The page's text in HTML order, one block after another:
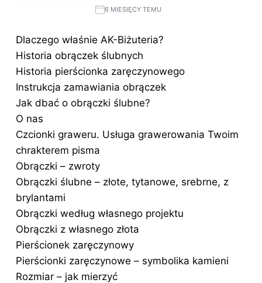
6 MIESIĘCY TEMU
Dlaczego właśnie AK-Biżuteria?
Historia obrączek ślubnych
Historia pierścionka zaręczynowego
Instrukcja zamawiania obrączek
Jak dbać o obrączki ślubne?
O nas
Czcionki graweru. Usługa grawerowania Twoim
chrakterem pisma
Obrączki – zwroty
Obrączki ślubne – złote, tytanowe, srebrne, z
brylantami
Obrączki według własnego projektu
Obrączki z własnego złota
Pierścionek zaręczynowy
Pierścionki zaręczynowe – symbolika kamieni
Rozmiar – jak mierzyć